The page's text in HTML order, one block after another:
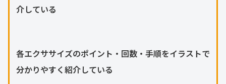
介している
各エクササイズのポイント・回数・手順をイラストで
分かりやすく紹介している